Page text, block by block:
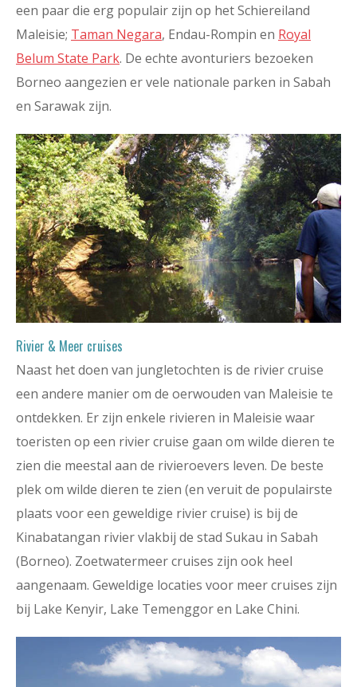
een paar die erg populair zijn op het Schiereiland
Maleisie; Taman Negara, Endau-Rompin en Royal
Belum State Park. De echte avonturiers bezoeken
Borneo aangezien er vele nationale parken in Sabah
en Sarawak zijn.
Rivier & Meer cruises
Naast het doen van jungletochten is de rivier cruise
een andere manier om de oerwouden van Maleisie te
ontdekken. Er zijn enkele rivieren in Maleisie waar
toeristen op een rivier cruise gaan om wilde dieren te
zien die meestal aan de rivieroevers leven. De beste
plek om wilde dieren te zien (en veruit de populairste
plaats voor een geweldige rivier cruise) is bij de
Kinabatangan rivier vlakbij de stad Sukau in Sabah
(Borneo). Zoetwatermeer cruises zijn ook heel
aangenaam. Geweldige locaties voor meer cruises zijn
bij Lake Kenyir, Lake Temenggor en Lake Chini.